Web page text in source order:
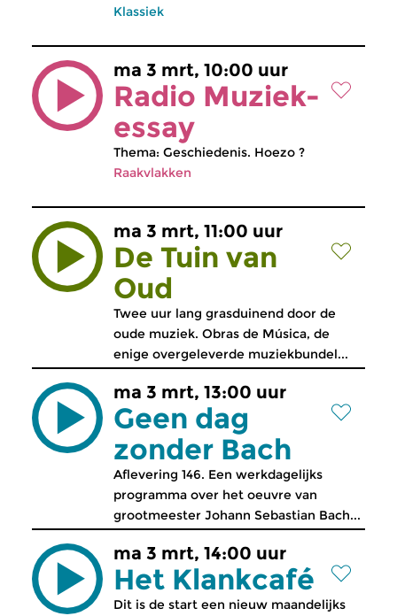
Klassiek
ma 3 mrt, 10:00 uur
Radio Muziek-
essay
Thema: Geschiedenis. Hoezo ?
Raakvlakken
ma 3 mrt, 11:00 uur
De Tuin van
Oud
Twee uur lang grasduinend door de
oude muziek. Obras de Música, de
enige overgeleverde muziekbundel...
ma 3 mrt, 13:00 uur
Geen dag
zonder Bach
Aflevering 146. Een werkdagelijks
programma over het oeuvre van
grootmeester Johann Sebastian Bach...
ma 3 mrt, 14:00 uur
Het Klankcafé
Dit is de start een nieuw maandelijks